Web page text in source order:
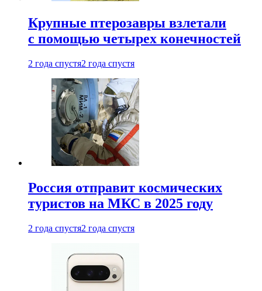
Крупные птерозавры взлетали
с помощью четырех конечностей
2 года спустя2 года спустя
Россия отправит космических
туристов на МКС в 2025 году
2 года спустя2 года спустя